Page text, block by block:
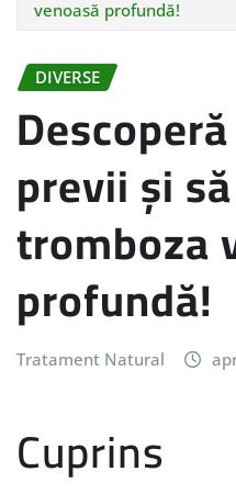
venoasă profundă!
DIVERSE
previi și
tromboza
profundă!
Tratament Natural
Cuprins